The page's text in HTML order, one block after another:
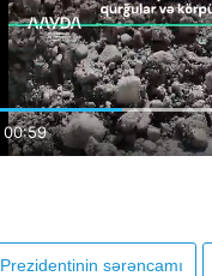
Prezidentinin sərəncamı